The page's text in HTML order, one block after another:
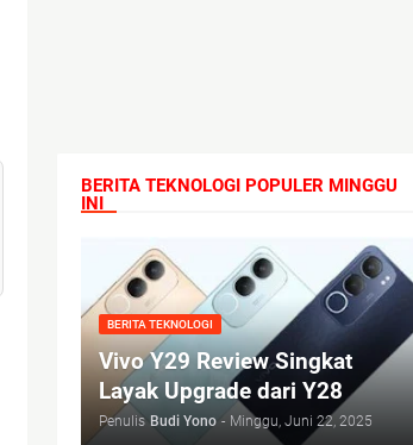
BERITA TEKNOLOGI POPULER MINGGU
INI
BERITA TEKNOLOGI
Vivo Y29 Review Singkat
Layak Upgrade dari Y28
Penulis Budi Yono - Minggu, Juni 22, 2025